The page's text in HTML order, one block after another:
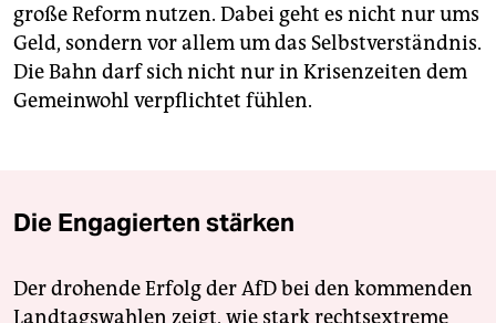
große Reform nutzen. Dabei geht es nicht nur ums
Geld, sondern vor allem um das Selbstverständnis.
Die Bahn darf sich nicht nur in Krisenzeiten dem
Gemeinwohl verpflichtet fühlen.
Die Engagierten stärken
Der drohende Erfolg der AfD bei den kommenden
Landtagswahlen zeigt, wie stark rechtsextreme